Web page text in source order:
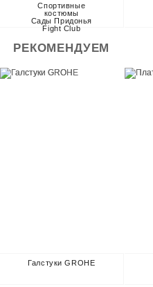
Спортивные
костюмы
Сады Придонья
Fight Club
РЕКОМЕНДУЕМ
Галстуки GROHE